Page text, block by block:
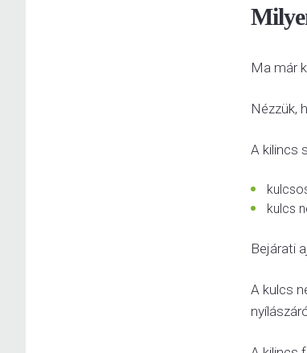
Ma már
Nézzük,
A kilincs
kulcs
Bejárati
A kulcs